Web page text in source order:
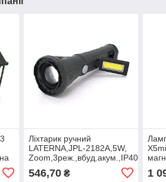
Ліхтарик ручний
LATERNA,JPL-2182A,5W,
Zoom,3реж.,вбуд.акум.,IP40,
546,70₴ 1